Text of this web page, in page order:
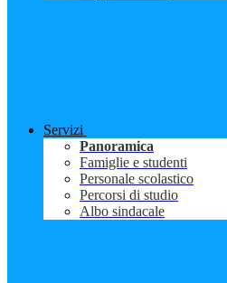
Servizi
Panoramica
Famiglie e studenti
Personale scolastico
Percorsi di studio
Albo sindacale